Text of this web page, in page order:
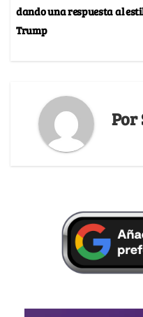
dando una respuesta al
Trump
Por